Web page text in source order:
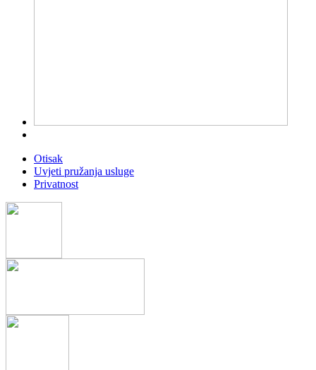
Otisak
Uvjeti pružanja usluge
Privatnost